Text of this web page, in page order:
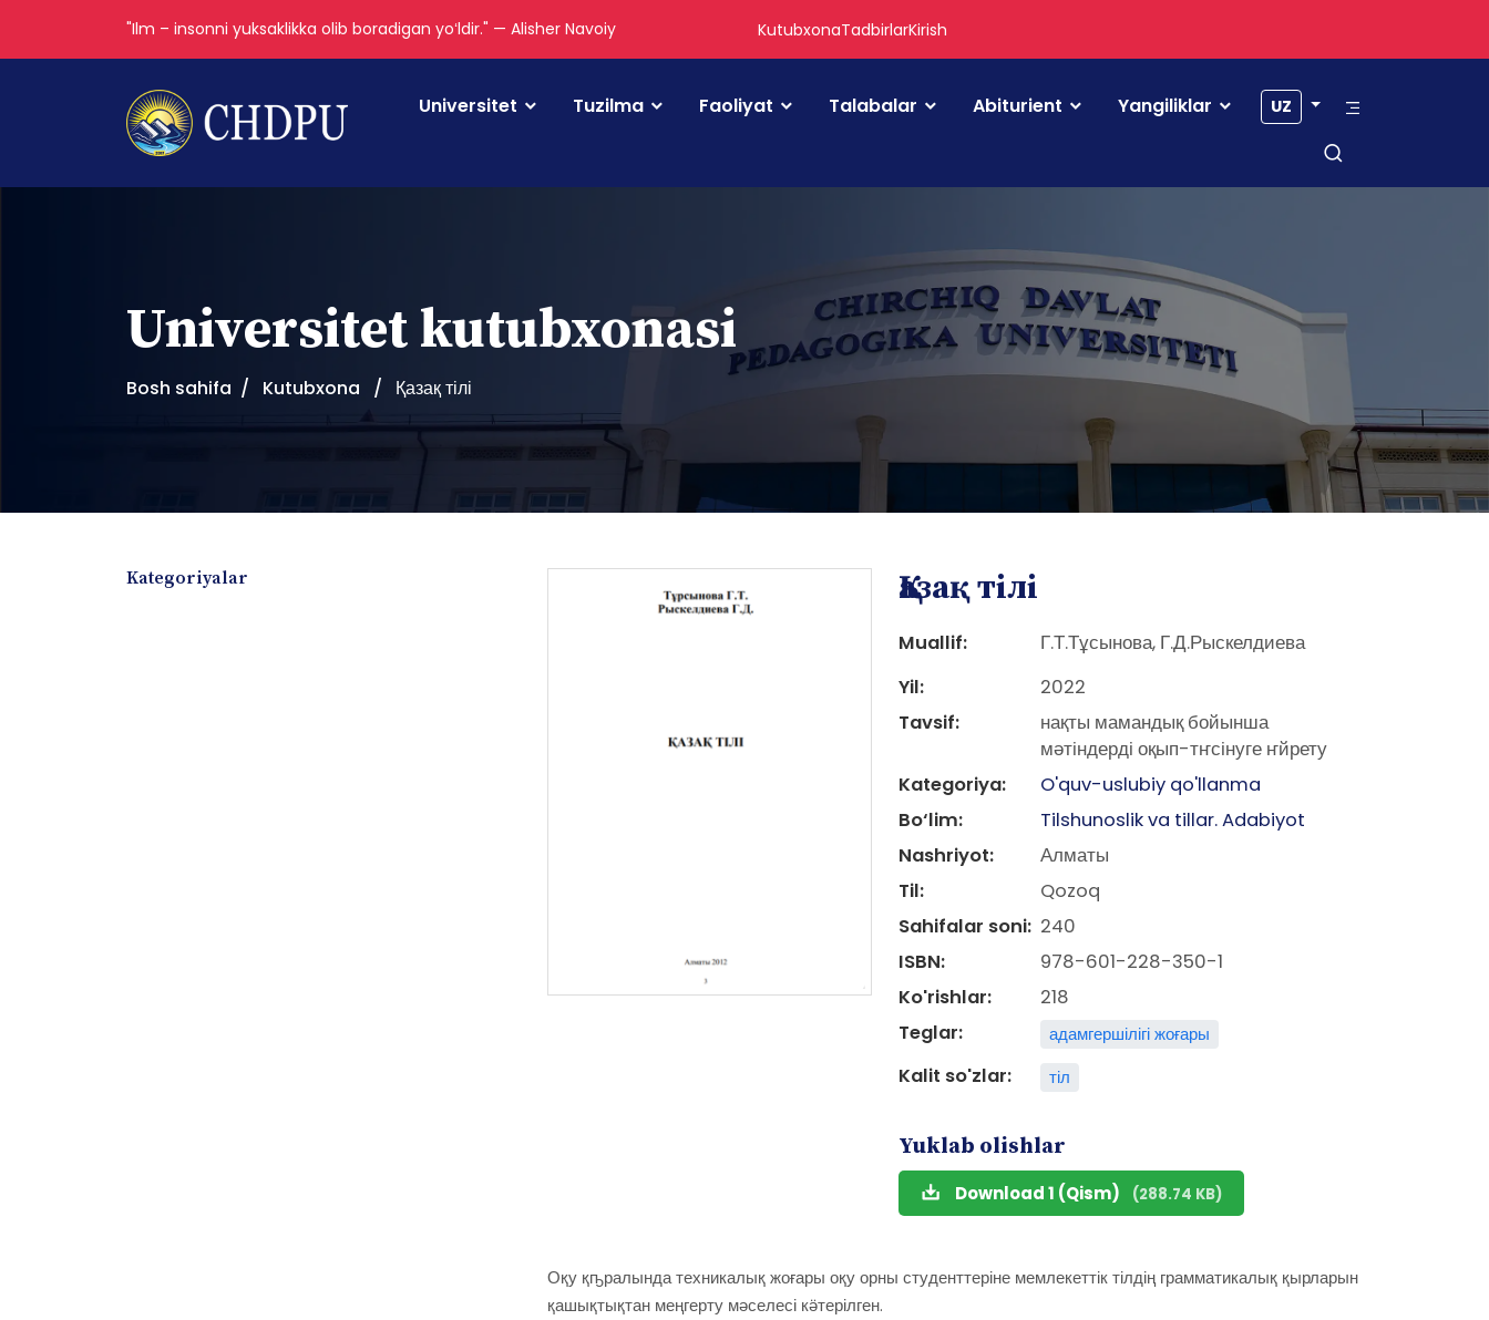
"Ilm – insonni yuksaklikka olib boradigan yoʻldir." — Alisher Navoiy KutubxonaTadbirlarKirish
Universitet Tuzilma Faoliyat Talabalar Abiturient Yangiliklar UZ
Universitet kutubxonasi
Bosh sahifa Kutubxona Қазақ тілі
Kategoriyalar Қазақ тілі
Muallif:
Г.Т.Тұсынова, Г.Д.Рыскелдиева
Yil:
2022
Tavsif:
нақты мамандық бойынша
мәтіндерді оқып-тҥсінуге ҥйрету
Kategoriya:
O'quv-uslubiy qo'llanma
Bo‘lim:
Tilshunoslik va tillar. Adabiyot
Nashriyot:
Алматы
Til:
Qozoq
Sahifalar soni: 240
ISBN:
978-601-228-350-1
Ko'rishlar:
218
Teglar:
адамгершілігі жоғары
Kalit so'zlar: тіл
Yuklab olishlar
Download 1 (Qism) (288.74 KB)
Оқу қҧралында техникалық жоғары оқу орны студенттеріне мемлекеттік тілдің грамматикалық қырларын
қашықтықтан меңгерту мәселесі кӛтерілген.